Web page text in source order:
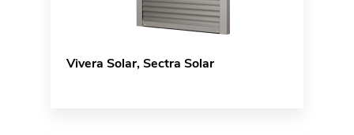
Vivera Solar, Sectra Solar